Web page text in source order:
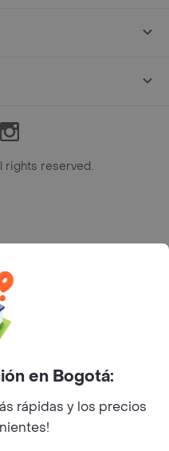
Instagram
rights reserved.
en Bogotá:
rápidas y los precios